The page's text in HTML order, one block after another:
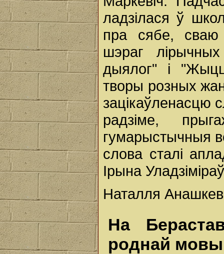
ладзілася ў
пра сябе, сваю
шэраг
дыялог" і
творы розных
зацікаўленасцю
радзіме,
гумарыстычныя
слова сталі
Ірына
Наталля
На
роднай мовы